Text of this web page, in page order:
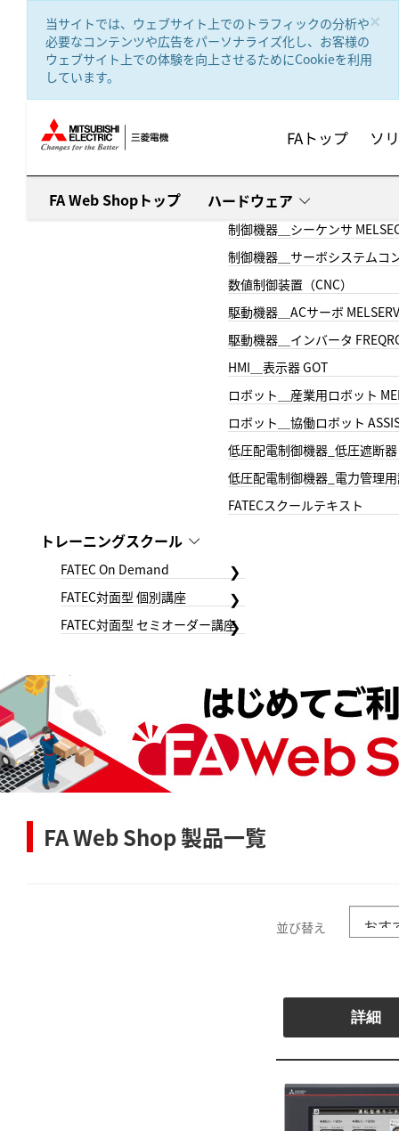
×
当サイトでは、ウェブサイト上でのトラフィックの分析や
必要なコンテンツや広告をパーソナライズ化し、お客様の
ウェブサイト上での体験を向上させるためにCookieを利用
しています。
FAトップ ソ
FA Web Shopトップ ハードウェア
制御機器＿シーケンサ
制御機器＿サーボシステムコ
数値制御装置（CNC）
駆動機器＿ACサーボ
駆動機器＿インバータ
HMI＿表示器 GOT
ロボット＿産業用ロボット
ロボット＿協働ロボット
低圧配電制御機器_低圧遮断器
低圧配電制御機器_電力管理
FATECスクールテキスト
トレーニングスクール
FATEC On Demand
FATEC対面型 個別講座
FATEC対面型 セミオーダー講座
FA Web Shop 製品一覧
並び替え
詳細